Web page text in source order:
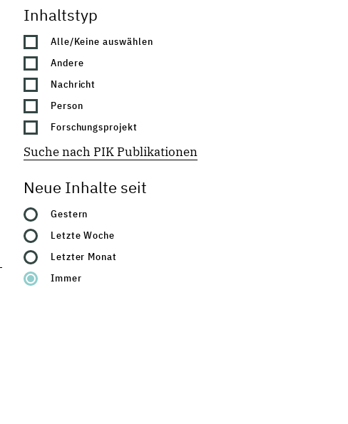
Inhaltstyp
Alle/Keine auswählen
Andere
Nachricht
Person
Forschungsprojekt
Suche nach PIK Publikationen
Neue Inhalte seit
Gestern
Letzte Woche
Letzter Monat
Immer